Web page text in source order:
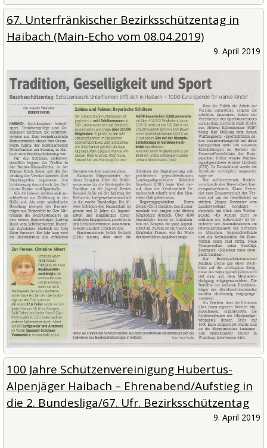
67. Unterfränkischer Bezirksschützentag in
Haibach (Main-Echo vom 08.04.2019)
9. April 2019
100 Jahre Schützenvereinigung Hubertus-
Alpenjäger Haibach – Ehrenabend/Aufstieg in
die 2. Bundesliga/67. Ufr. Bezirksschützentag
9. April 2019